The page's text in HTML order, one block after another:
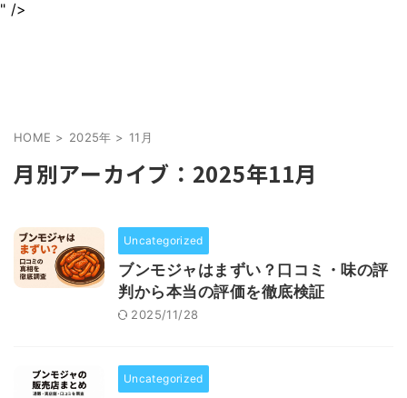
" />
HOME > 2025年 > 11月
月別アーカイブ：2025年11月
Uncategorized
ブンモジャはまずい？口コミ・味の評
判から本当の評価を徹底検証
2025/11/28
Uncategorized